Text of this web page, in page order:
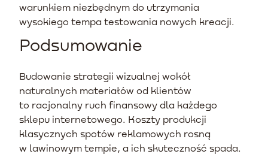
warunkiem niezbędnym do utrzymania
wysokiego tempa testowania nowych kreacji.
Podsumowanie
Budowanie strategii wizualnej wokół
naturalnych materiałów od klientów
to racjonalny ruch finansowy dla każdego
sklepu internetowego. Koszty produkcji
klasycznych spotów reklamowych rosną
w lawinowym tempie, a ich skuteczność spada.